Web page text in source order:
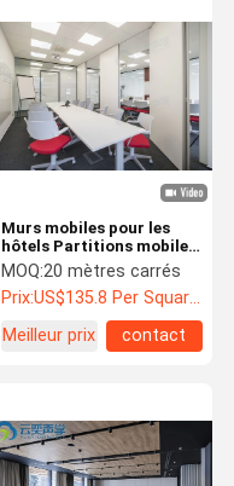
Murs mobiles pour les
hôtels Partitions mobiles
pour les salles de banquet
Diviseurs sur mesure
MOQ:20 mètres carrés
Prix:US$135.8 Per Square Meter
Meilleur prix
contact